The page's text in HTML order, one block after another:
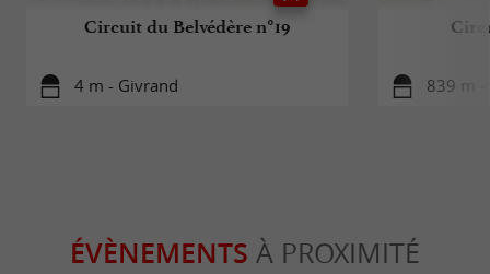
Circuit du Belvédère n°19
4 m - Givrand 839 m -
ÉVÈNEMENTS À PROXIMITÉ